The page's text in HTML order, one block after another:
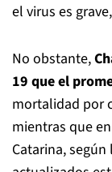
el virus es
No obstante,
19 que el
mortalidad por
mientras que
Catarina,